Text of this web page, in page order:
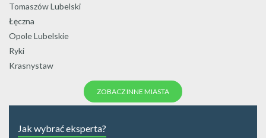
Tomaszów Lubelski
Łęczna
Opole Lubelskie
Ryki
Krasnystaw
ZOBACZ INNE MIASTA
Jak wybrać eksperta?